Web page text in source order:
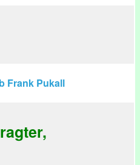
Frank Pukall